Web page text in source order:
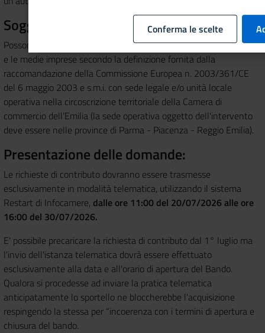
Soggetti beneficiari:
Possono beneficiare delle agevolazioni le microimprese, le piccole
e le medie imprese secondo la definizione fornita dalla
raccomandazione della Commissione Europea n. 2003/361/CE
del 6 maggio 2003 e s.m.i. con sede legale e/o unità locale
operativa nella circoscrizione territoriale della Camera di
commercio dell’Emilia (la sede operativa oggetto dell'intervento
deve essere nelle province di Parma - Piacenza - Reggio Emilia).
Presentazione delle domande:
Le richieste di contributo dovranno essere trasmesse
esclusivamente in modalità telematica, utilizzando il sistema
Restart di Infocamere, dalle ore 11:00 del 20/07/2026 alle ore
16:00 del 30/07/2026.
E' possibile precaricare la richiesta di contributo dal 1° luglio ma
l'invio dell'istanza telematica dovrà essere effettuato
esclusivamente alla data e all'orario di apertura del Bando.
Qualora si procedesse ad inviare la pratica telematica
anticipatamente lo sportello ne bloccherebbe l'acquisizione
respingendo la stessa per “incoerenza con i termini di apertura e
chiusura del bando.
Conferma le scelte